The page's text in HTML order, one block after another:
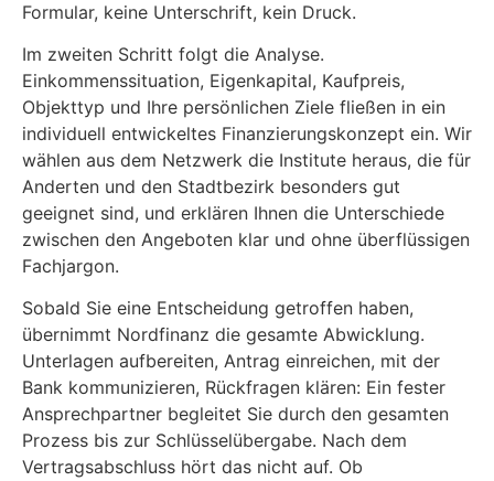
Formular, keine Unterschrift, kein Druck.
Im zweiten Schritt folgt die Analyse.
Einkommenssituation, Eigenkapital, Kaufpreis,
Objekttyp und Ihre persönlichen Ziele fließen in ein
individuell entwickeltes Finanzierungskonzept ein. Wir
wählen aus dem Netzwerk die Institute heraus, die für
Anderten und den Stadtbezirk besonders gut
geeignet sind, und erklären Ihnen die Unterschiede
zwischen den Angeboten klar und ohne überflüssigen
Fachjargon.
Sobald Sie eine Entscheidung getroffen haben,
übernimmt Nordfinanz die gesamte Abwicklung.
Unterlagen aufbereiten, Antrag einreichen, mit der
Bank kommunizieren, Rückfragen klären: Ein fester
Ansprechpartner begleitet Sie durch den gesamten
Prozess bis zur Schlüsselübergabe. Nach dem
Vertragsabschluss hört das nicht auf. Ob